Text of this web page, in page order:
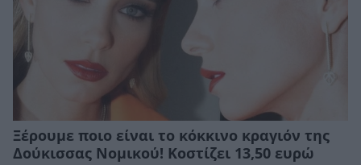
Ξέρουμε ποιο είναι το κόκκινο κραγιόν της
Δούκισσας Νομικού! Κοστίζει 13,50 ευρώ